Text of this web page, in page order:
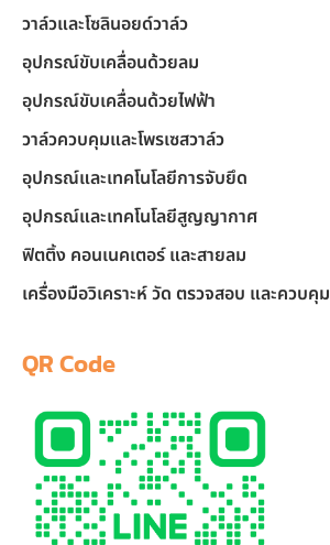
วาล์วและโซลินอยด์วาล์ว
อุปกรณ์ขับเคลื่อนด้วยลม
อุปกรณ์ขับเคลื่อนด้วยไฟฟ้า
วาล์วควบคุมและโพรเซสวาล์ว
อุปกรณ์และเทคโนโลยีการจับยึด
อุปกรณ์และเทคโนโลยีสูญญากาศ
ฟิตติ้ง คอนเนคเตอร์ และสายลม
เครื่องมือวิเคราะห์ วัด ตรวจสอบ และควบคุม
QR Code